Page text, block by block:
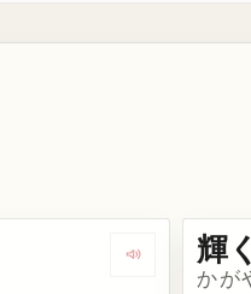
Dengarkan輝く
かが